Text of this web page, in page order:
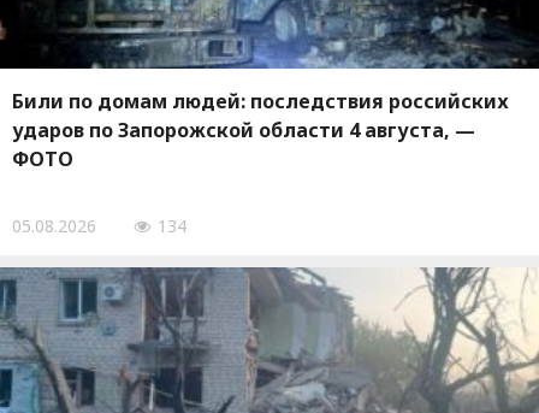
Били по домам людей: последствия российских
ударов по Запорожской области 4 августа, —
ФОТО
05.08.2026 134